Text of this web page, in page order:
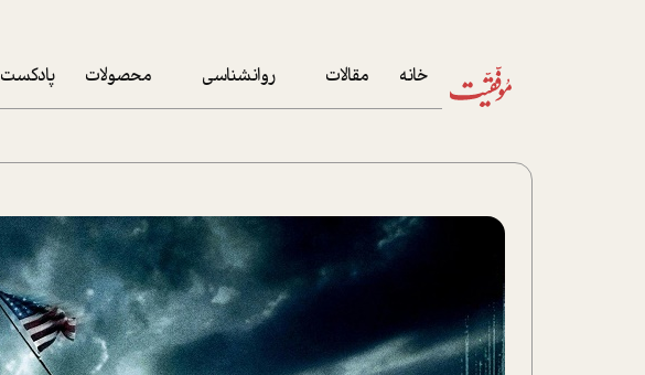
خانه مقالات
نوجوان
روانشناسی محصولات پادکست